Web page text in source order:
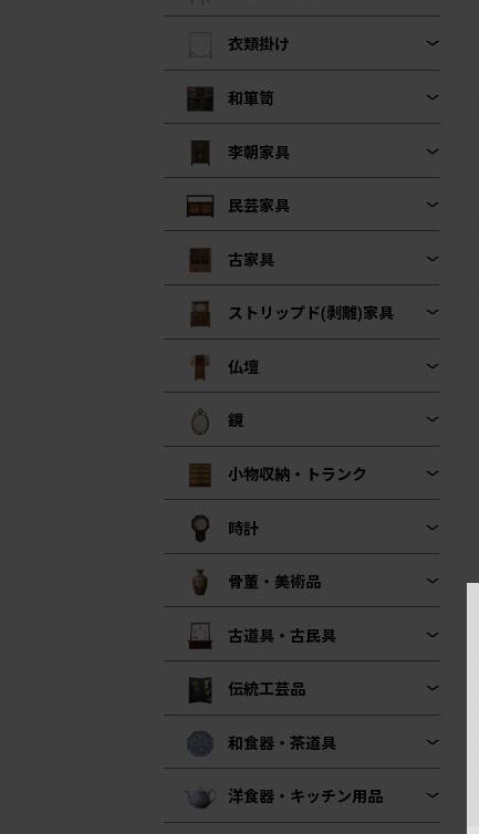
衣類掛け
和箪笥
李朝家具
民芸家具
古家具
ストリップド(剥離)家具
仏壇
鏡
小物収納・トランク
時計
骨董・美術品
古道具・古民具
伝統工芸品
和食器・茶道具
洋食器・キッチン用品